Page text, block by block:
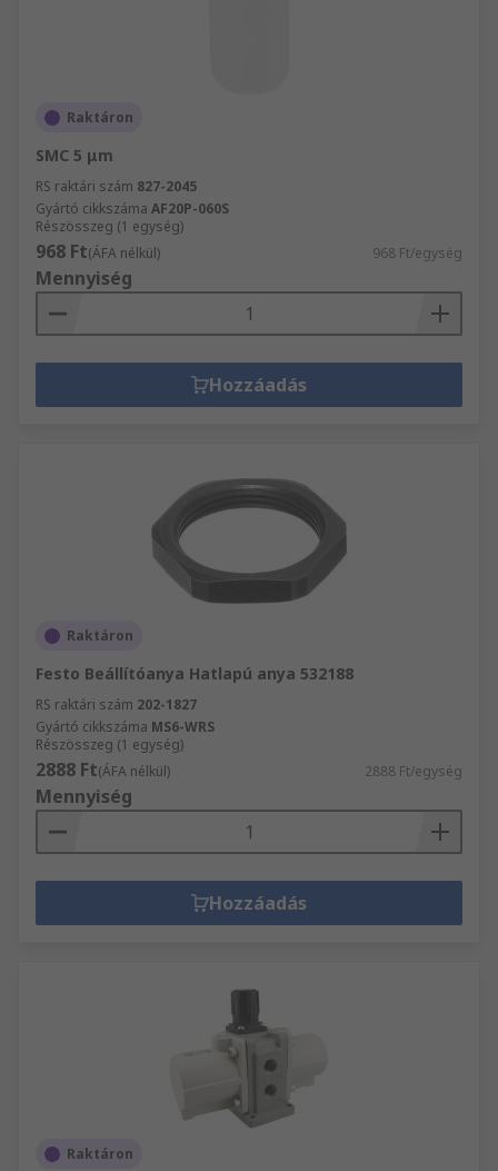
Raktáron
SMC 5 μm
RS raktári szám 827-2045
Gyártó cikkszáma AF20P-060S
Részösszeg (1 egység)
968 Ft(ÁFA nélkül) 968 Ft/egység
Mennyiség
Hozzáadás
Raktáron
Festo Beállítóanya Hatlapú anya 532188
RS raktári szám 202-1827
Gyártó cikkszáma MS6-WRS
Részösszeg (1 egység)
2888 Ft(ÁFA nélkül) 2888 Ft/egység
Mennyiség
Hozzáadás
Raktáron